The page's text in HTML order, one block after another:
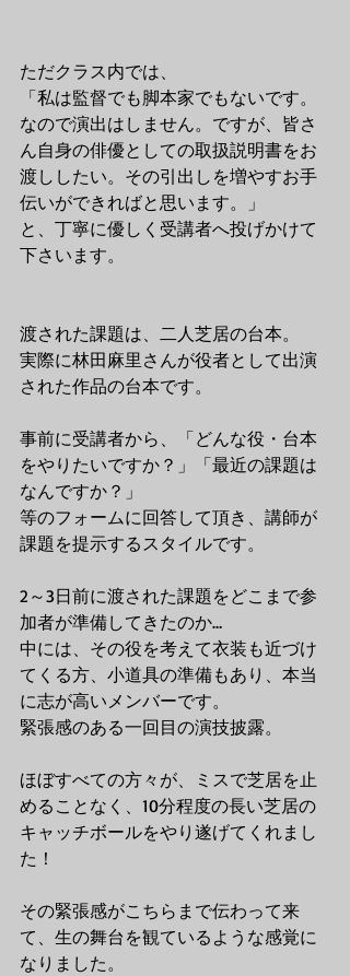
ただクラス内では、
「私は監督でも脚本家でもないです。
なので演出はしません。ですが、皆さ
ん自身の俳優としての取扱説明書をお
渡ししたい。その引出しを増やすお手
伝いができればと思います。」
と、丁寧に優しく受講者へ投げかけて
下さいます。
渡された課題は、二人芝居の台本。
実際に林田麻里さんが役者として出演
された作品の台本です。
事前に受講者から、「どんな役・台本
をやりたいですか？」「最近の課題は
なんですか？」
等のフォームに回答して頂き、講師が
課題を提示するスタイルです。
2～3日前に渡された課題をどこまで参
加者が準備してきたのか…
中には、その役を考えて衣装も近づけ
てくる方、小道具の準備もあり、本当
に志が高いメンバーです。
緊張感のある一回目の演技披露。
ほぼすべての方々が、ミスで芝居を止
めることなく、10分程度の長い芝居の
キャッチボールをやり遂げてくれまし
た！
その緊張感がこちらまで伝わって来
て、生の舞台を観ているような感覚に
なりました。